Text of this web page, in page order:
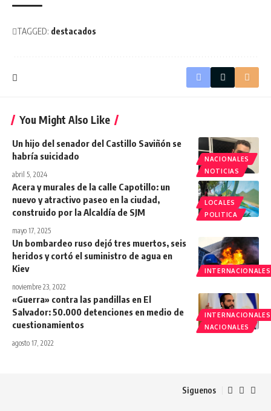
TAGGED: destacados
You Might Also Like
NACIONALES
NOTICIAS
Un hijo del senador del Castillo Saviñón se
habría suicidado
abril 5, 2024
LOCALES
POLITICA
Acera y murales de la calle Capotillo: un
nuevo y atractivo paseo en la ciudad,
construido por la Alcaldía de SJM
mayo 17, 2025
INTERNACIONALES
Un bombardeo ruso dejó tres muertos, seis
heridos y cortó el suministro de agua en
Kiev
noviembre 23, 2022
INTERNACIONALES
NACIONALES
«Guerra» contra las pandillas en El
Salvador: 50.000 detenciones en medio de
cuestionamientos
agosto 17, 2022
Siguenos